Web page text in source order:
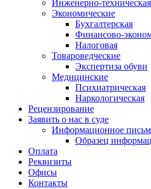
Инженерно-техническая
Экономические
Бухгалтерская
Финансово-
Налоговая
Товароведческие
Экспертиза обуви
Медицинские
Психиатрическая
Наркологическая
Рецензирование
Заявить о нас в суде
Информационное
Образец
Оплата
Реквизиты
Офисы
Контакты